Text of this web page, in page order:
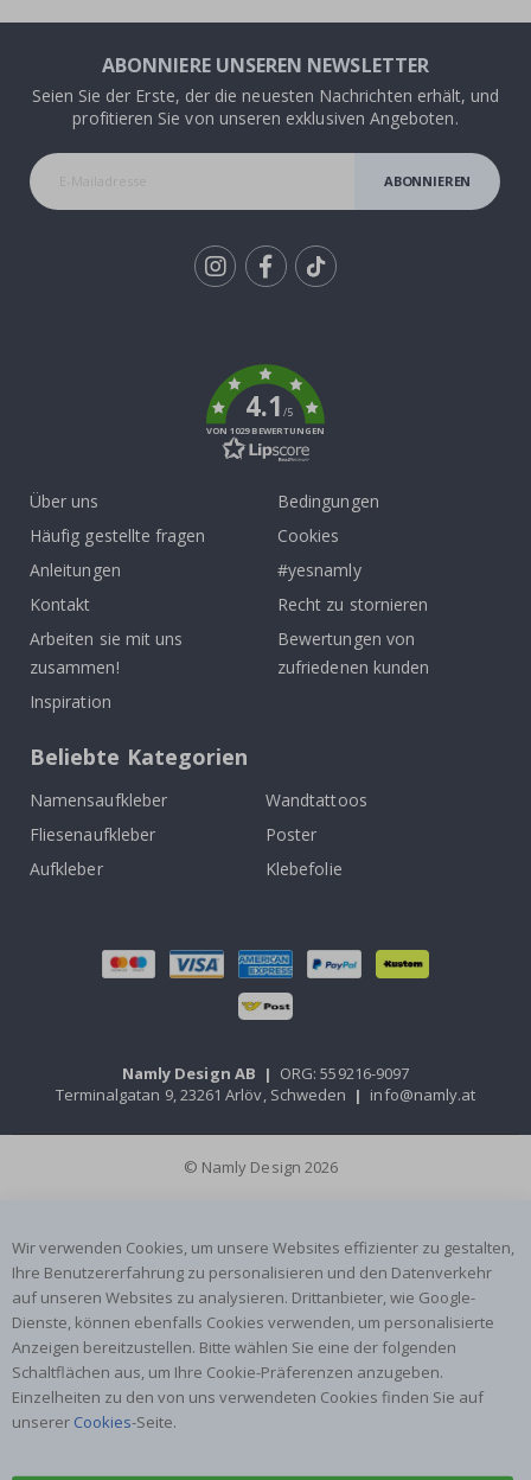
ABONNIERE UNSEREN NEWSLETTER
Seien Sie der Erste, der die neuesten Nachrichten erhält, und
profitieren Sie von unseren exklusiven Angeboten.
ABONNIEREN
4.1/5
VON 1029 BEWERTUNGEN
Über uns
Häufig gestellte fragen
Anleitungen
Kontakt
Arbeiten sie mit uns
zusammen!
Inspiration
Bedingungen
Cookies
#yesnamly
Recht zu stornieren
Bewertungen von
zufriedenen kunden
Beliebte Kategorien
Namensaufkleber
Wandtattoos
Fliesenaufkleber
Poster
Aufkleber
Klebefolie
Namly Design AB | ORG: 559216-9097
Terminalgatan 9, 23261 Arlöv, Schweden | info@namly.at
© Namly Design 2026
Wir verwenden Cookies, um unsere Websites effizienter zu gestalten,
Ihre Benutzererfahrung zu personalisieren und den Datenverkehr
auf unseren Websites zu analysieren. Drittanbieter, wie Google-
Dienste, können ebenfalls Cookies verwenden, um personalisierte
Anzeigen bereitzustellen. Bitte wählen Sie eine der folgenden
Schaltflächen aus, um Ihre Cookie-Präferenzen anzugeben.
Einzelheiten zu den von uns verwendeten Cookies finden Sie auf
unserer Cookies-Seite.